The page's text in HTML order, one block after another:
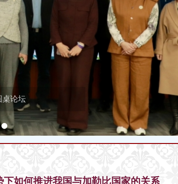
5
桌论坛
下如何推进我国与加勒比国家的关系